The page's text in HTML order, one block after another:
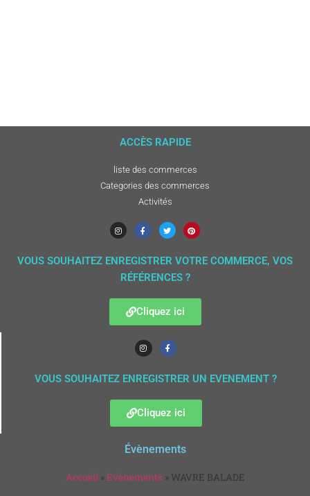
ACCÈS RAPIDE
liste des commerces
Categories des commerces
Activités
VOUS SOUHAITEZ ENREGISTRER VOTRE COMMERCE, VOS
RÉFÉRENCES ?
Cliquez ici
VOUS SOUHAITEZ ENREGISTRER UN EVENEMENT ?
Cliquez ici
Évènements
Accueil»Évènements » WAVRE BALADE